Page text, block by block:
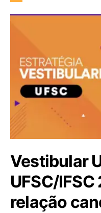
Vestibular
UFSC/
relação